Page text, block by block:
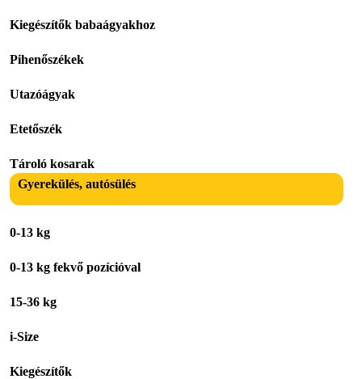
Kiegészítők babaágyakhoz
Pihenőszékek
Utazóágyak
Etetőszék
Tároló kosarak
Gyerekülés, autósülés
0-13 kg
0-13 kg fekvő pozícióval
15-36 kg
i-Size
Kiegészítők